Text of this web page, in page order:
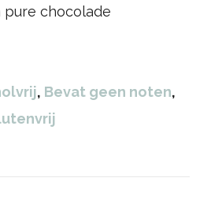
pure chocolade
, Bevat geen noten,